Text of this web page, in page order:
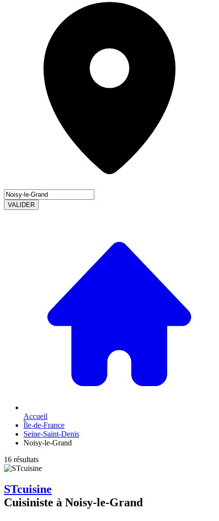
VALIDER
Accueil
Île-de-France
Seine-Saint-Denis
Noisy-le-Grand
16 résultats
STcuisine
Cuisiniste à Noisy-le-Grand